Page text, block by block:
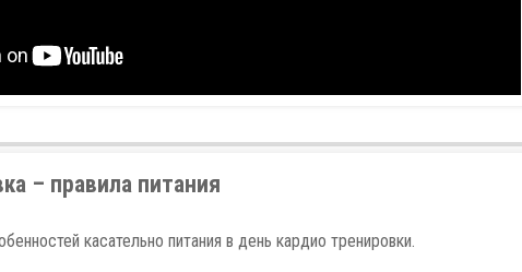
– правила питания
касательно питания в день кардио тренировки.